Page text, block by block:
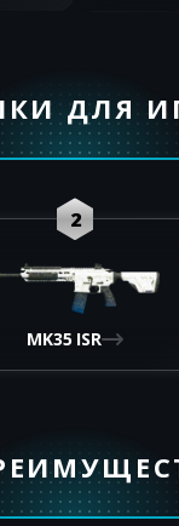
ДЛЯ
2
MK35 ISR